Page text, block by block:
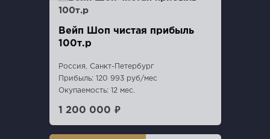
Вейп Шоп чистая прибыль
100т.р
Россия, Санкт-Петербург
Прибыль: 120 993 руб/мес
Окупаемость: 12 мес.
1 200 000 ₽